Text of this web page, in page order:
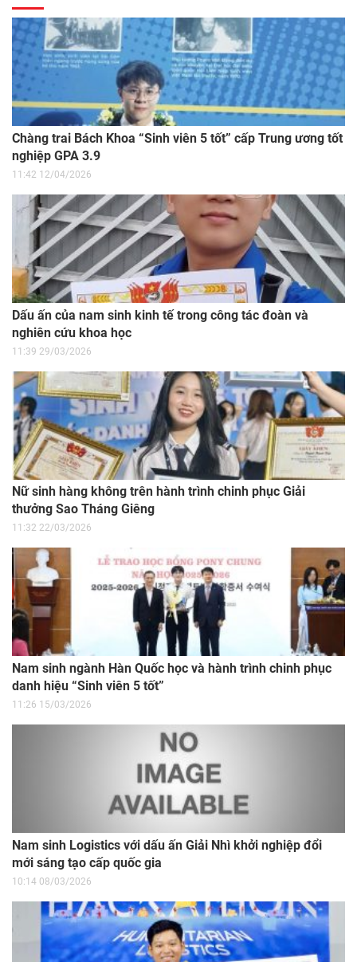
Chàng trai Bách Khoa “Sinh viên 5 tốt” cấp Trung ương tốt
nghiệp GPA 3.9
11:42 12/04/2026
Dấu ấn của nam sinh kinh tế trong công tác đoàn và
nghiên cứu khoa học
11:39 29/03/2026
Nữ sinh hàng không trên hành trình chinh phục Giải
thưởng Sao Tháng Giêng
11:32 22/03/2026
Nam sinh ngành Hàn Quốc học và hành trình chinh phục
danh hiệu “Sinh viên 5 tốt”
11:26 15/03/2026
Nam sinh Logistics với dấu ấn Giải Nhì khởi nghiệp đổi
mới sáng tạo cấp quốc gia
10:14 08/03/2026